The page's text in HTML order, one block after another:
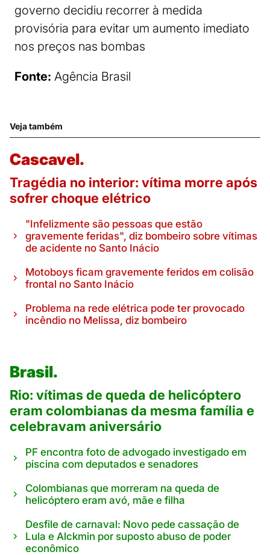
governo decidiu recorrer à medida
provisória para evitar um aumento imediato
nos preços nas bombas
Fonte: Agência Brasil
Veja também
Cascavel.
Tragédia no interior: vítima morre após
sofrer choque elétrico
"Infelizmente são pessoas que estão
gravemente feridas", diz bombeiro sobre vítimas
de acidente no Santo Inácio
Motoboys ficam gravemente feridos em colisão
frontal no Santo Inácio
Problema na rede elétrica pode ter provocado
incêndio no Melissa, diz bombeiro
Brasil.
Rio: vítimas de queda de helicóptero
eram colombianas da mesma família e
celebravam aniversário
PF encontra foto de advogado investigado em
piscina com deputados e senadores
Colombianas que morreram na queda de
helicóptero eram avó, mãe e filha
Desfile de carnaval: Novo pede cassação de
Lula e Alckmin por suposto abuso de poder
econômico